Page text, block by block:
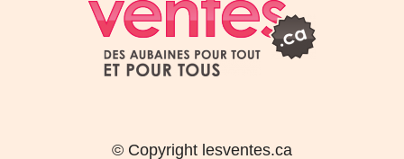
© Copyright lesventes.ca